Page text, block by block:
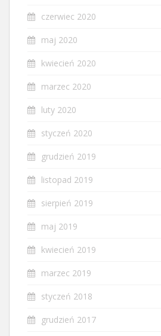
czerwiec 2020
maj 2020
kwiecień 2020
marzec 2020
luty 2020
styczeń 2020
grudzień 2019
listopad 2019
sierpień 2019
maj 2019
kwiecień 2019
marzec 2019
styczeń 2018
grudzień 2017